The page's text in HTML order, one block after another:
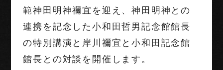
範神田明神禰宜を迎え、神田明神との
連携を記念した小和田哲男記念館館長
の特別講演と岸川禰宜と小和田記念館
館長との対談を開催します。